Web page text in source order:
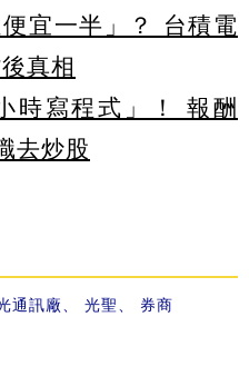
宜一半」？ 台積電
真相
時寫程式」！ 報酬
去炒股
通訊廠 光聖 券商